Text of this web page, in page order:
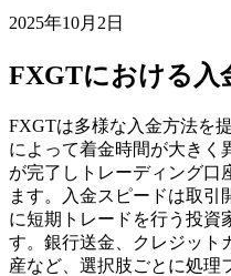
2025年10月2日
FXGTにおける入
FXGTは多様な入金方法を
によって着金時間が大きく
が完了しトレーディング口
ます。入金スピードは取引
に短期トレードを行う投資
す。銀行送金、クレジット
産など、選択肢ごとに処理